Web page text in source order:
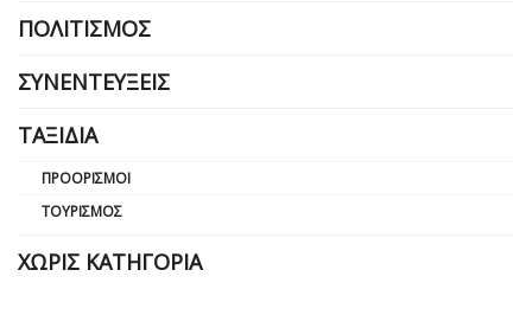
ΠΟΛΙΤΙΣΜΌΣ
ΣΥΝΕΝΤΕΎΞΕΙΣ
ΤΑΞΊΔΙΑ
ΠΡΟΟΡΙΣΜΟΊ
ΤΟΥΡΙΣΜΌΣ
ΧΩΡΊΣ ΚΑΤΗΓΟΡΊΑ